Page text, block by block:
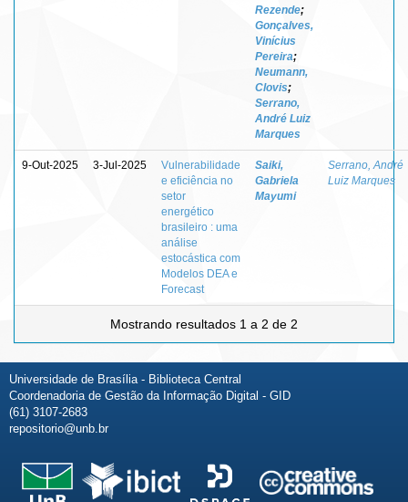
Rezende;
Gonçalves,
Vinícius
Pereira;
Neumann,
Clovis;
Serrano,
André Luiz
Marques
9-Out-2025 3-Jul-2025
Vulnerabilidade
e eficiência no
setor
energético
brasileiro : uma
análise
estocástica com
Modelos DEA e
Forecast
Saiki,
Gabriela
Mayumi
Serrano, André
Luiz Marques
Mostrando resultados 1 a 2 de 2
Universidade de Brasília - Biblioteca Central
Coordenadoria de Gestão da Informação Digital - GID
(61) 3107-2683
repositorio@unb.br